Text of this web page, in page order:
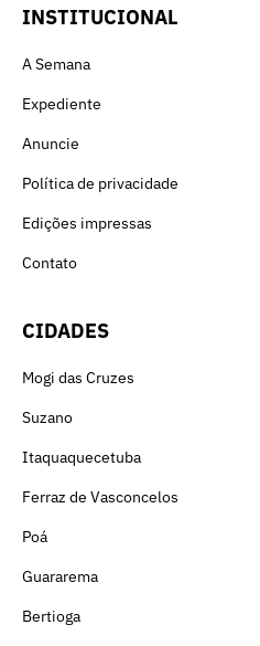
INSTITUCIONAL
A Semana
Expediente
Anuncie
Política de privacidade
Edições impressas
Contato
CIDADES
Mogi das Cruzes
Suzano
Itaquaquecetuba
Ferraz de Vasconcelos
Poá
Guararema
Bertioga